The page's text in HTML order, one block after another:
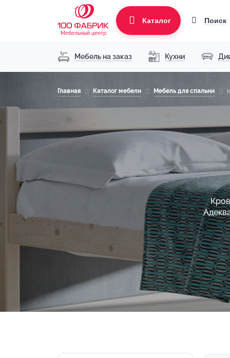
Мебельный центр
Каталог Поиск
Мебель на заказ Кухни
Главная Каталог мебели Мебель для спальни